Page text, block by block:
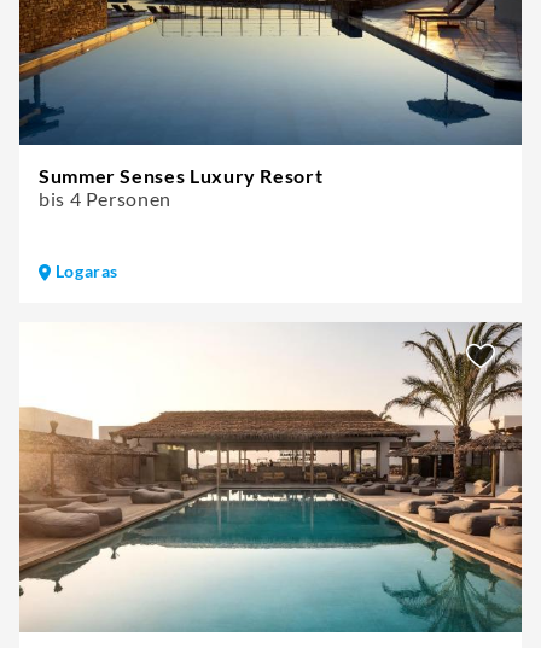
Summer Senses Luxury Resort
bis 4 Personen
Logaras